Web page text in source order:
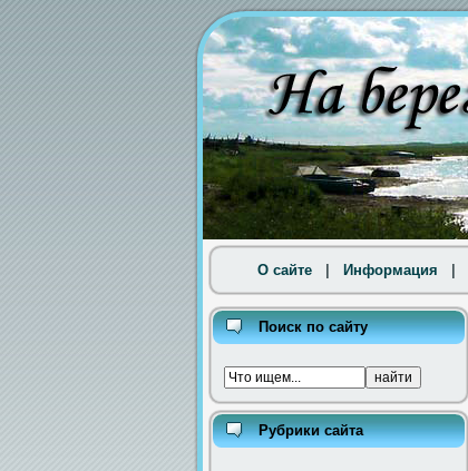
О сайте Информация
Поиск по сайту
Рубрики сайта